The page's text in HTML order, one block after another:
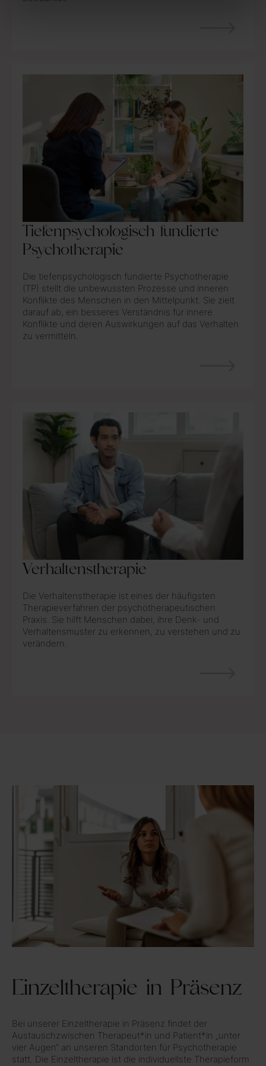
Tiefenpsychologisch fundierte
Psychotherapie
Die tiefenpsychologisch fundierte Psychotherapie
(TP) stellt die unbewussten Prozesse und inneren
Konflikte des Menschen in den Mittelpunkt. Sie zielt
darauf ab, ein besseres Verständnis für innere
Konflikte und deren Auswirkungen auf das Verhalten
zu vermitteln.
Verhaltenstherapie
Die Verhaltenstherapie ist eines der häufigsten
Therapieverfahren der psychotherapeutischen
Praxis. Sie hilft Menschen dabei, ihre Denk- und
Verhaltensmuster zu erkennen, zu verstehen und zu
verändern.
Einzeltherapie in Präsenz
Bei unserer Einzeltherapie in Präsenz findet der
Austauschzwischen Therapeut*in und Patient*in „unter
vier Augen“ an unseren Standorten für Psychotherapie
statt. Die Einzeltherapie ist die individuellste Therapieform